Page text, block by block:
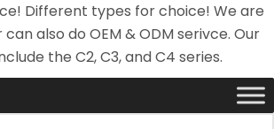
Different types for choice! We are
also do OEM & ODM serivce. Our
the C2, C3, and C4 series.